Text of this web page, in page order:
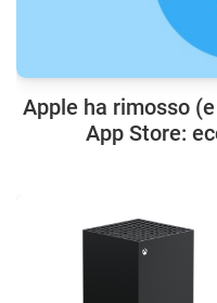
Apple ha rimosso
App Store: